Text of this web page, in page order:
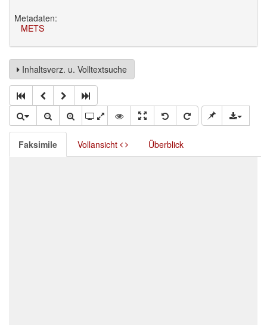
Metadaten:
METS
Inhaltsverz. u. Volltextsuche
Faksimile Vollansicht Überblick